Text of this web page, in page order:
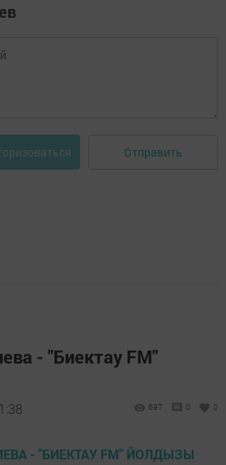
Отправить
- "Биектау FM"
697 0 0